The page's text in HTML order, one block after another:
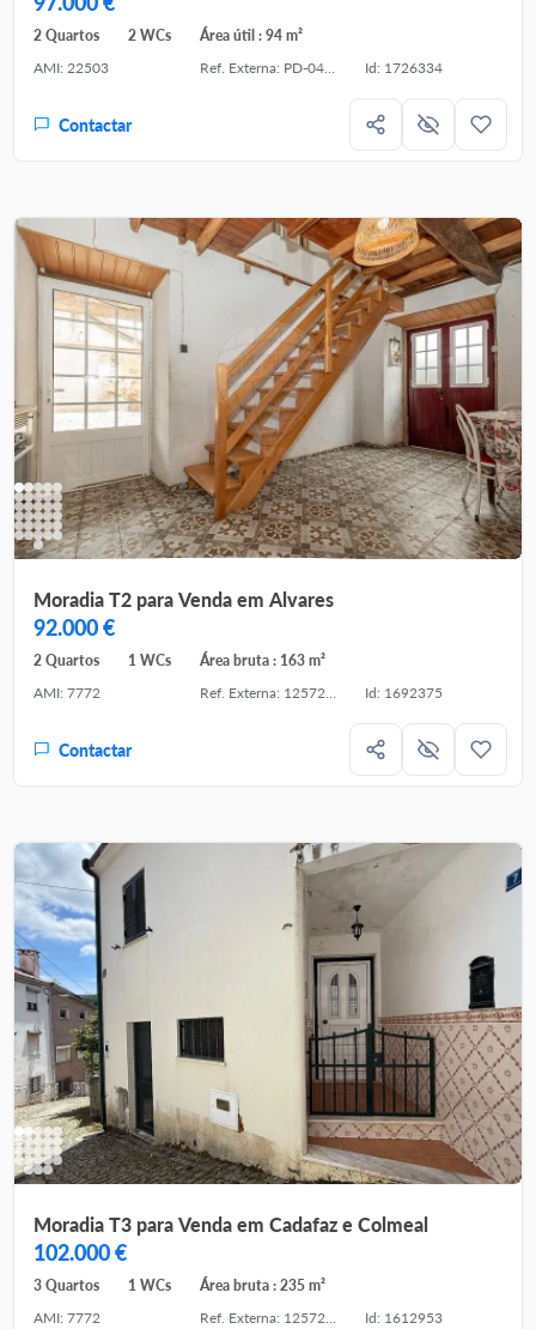
2 Quartos 2 WCs
Área útil : 94 m²
AMI: 22503
Ref. Externa: PD-047534 Id: 1726334
Contactar
Moradia T2 para Venda em Alvares
92.000 €
2 Quartos 1 WCs
Área bruta : 163 m²
AMI: 7772
Ref. Externa: 125721211-20 Id: 1692375
Contactar
Moradia T3 para Venda em Cadafaz e Colmeal
102.000 €
3 Quartos 1 WCs
Área bruta : 235 m²
AMI: 7772
Ref. Externa: 125721167-14 Id: 1612953